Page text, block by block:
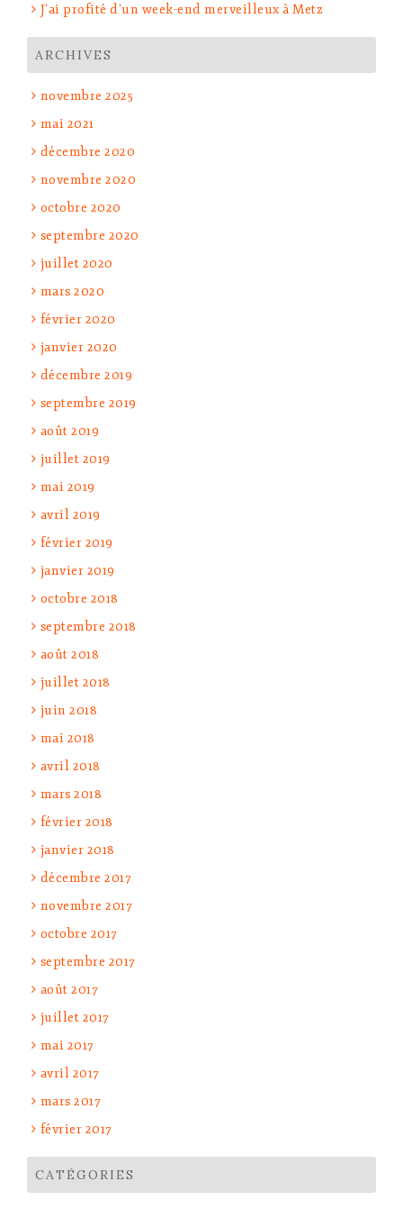
J’ai profité d’un week-end merveilleux à Metz
ARCHIVES
novembre 2025
mai 2021
décembre 2020
novembre 2020
octobre 2020
septembre 2020
juillet 2020
mars 2020
février 2020
janvier 2020
décembre 2019
septembre 2019
août 2019
juillet 2019
mai 2019
avril 2019
février 2019
janvier 2019
octobre 2018
septembre 2018
août 2018
juillet 2018
juin 2018
mai 2018
avril 2018
mars 2018
février 2018
janvier 2018
décembre 2017
novembre 2017
octobre 2017
septembre 2017
août 2017
juillet 2017
mai 2017
avril 2017
mars 2017
février 2017
CATÉGORIES